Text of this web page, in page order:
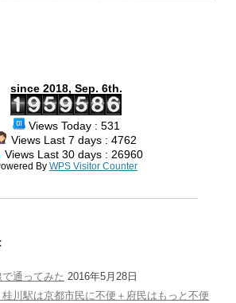
since 2018, Sep. 6th.
Views Today : 531
Views Last 7 days : 4762
Views Last 30 days : 26960
By WPS Visitor Counter
通ってみた 2016年5月28日
川駅は京都市民に不便＋府民はもっと不便